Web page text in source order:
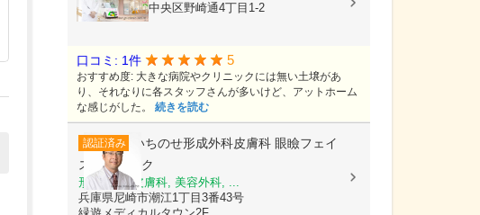
兵庫県神戸市中央区野崎通4丁目1-2
口コミ: 1件 5
おすすめ度: 大きな病院やクリニックには無い土壌があ
り、それなりに各スタッフさんが多いけど、アットホーム
な感じがした。 続きを読む
認証済み
いちのせ形成外科皮膚科 眼瞼フェイ
スクリニック
形成外科, 皮膚科, 美容外科, ...
兵庫県尼崎市潮江1丁目3番43号